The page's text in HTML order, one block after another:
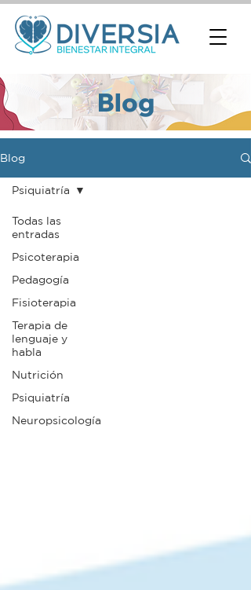
Blog
Blog
Todas las
entradas
Psicoterapia
Pedagogía
Fisioterapia
Terapia de
lenguaje y
habla
Nutrición
Psiquiatría
Neuropsicología
Psiquiatría